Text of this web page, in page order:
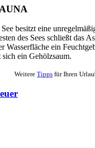
besitzt eine
des Sees schließt das
Wasserfläche ein
sich ein Gehölzsaum.
Weitere Tipps für Ihren